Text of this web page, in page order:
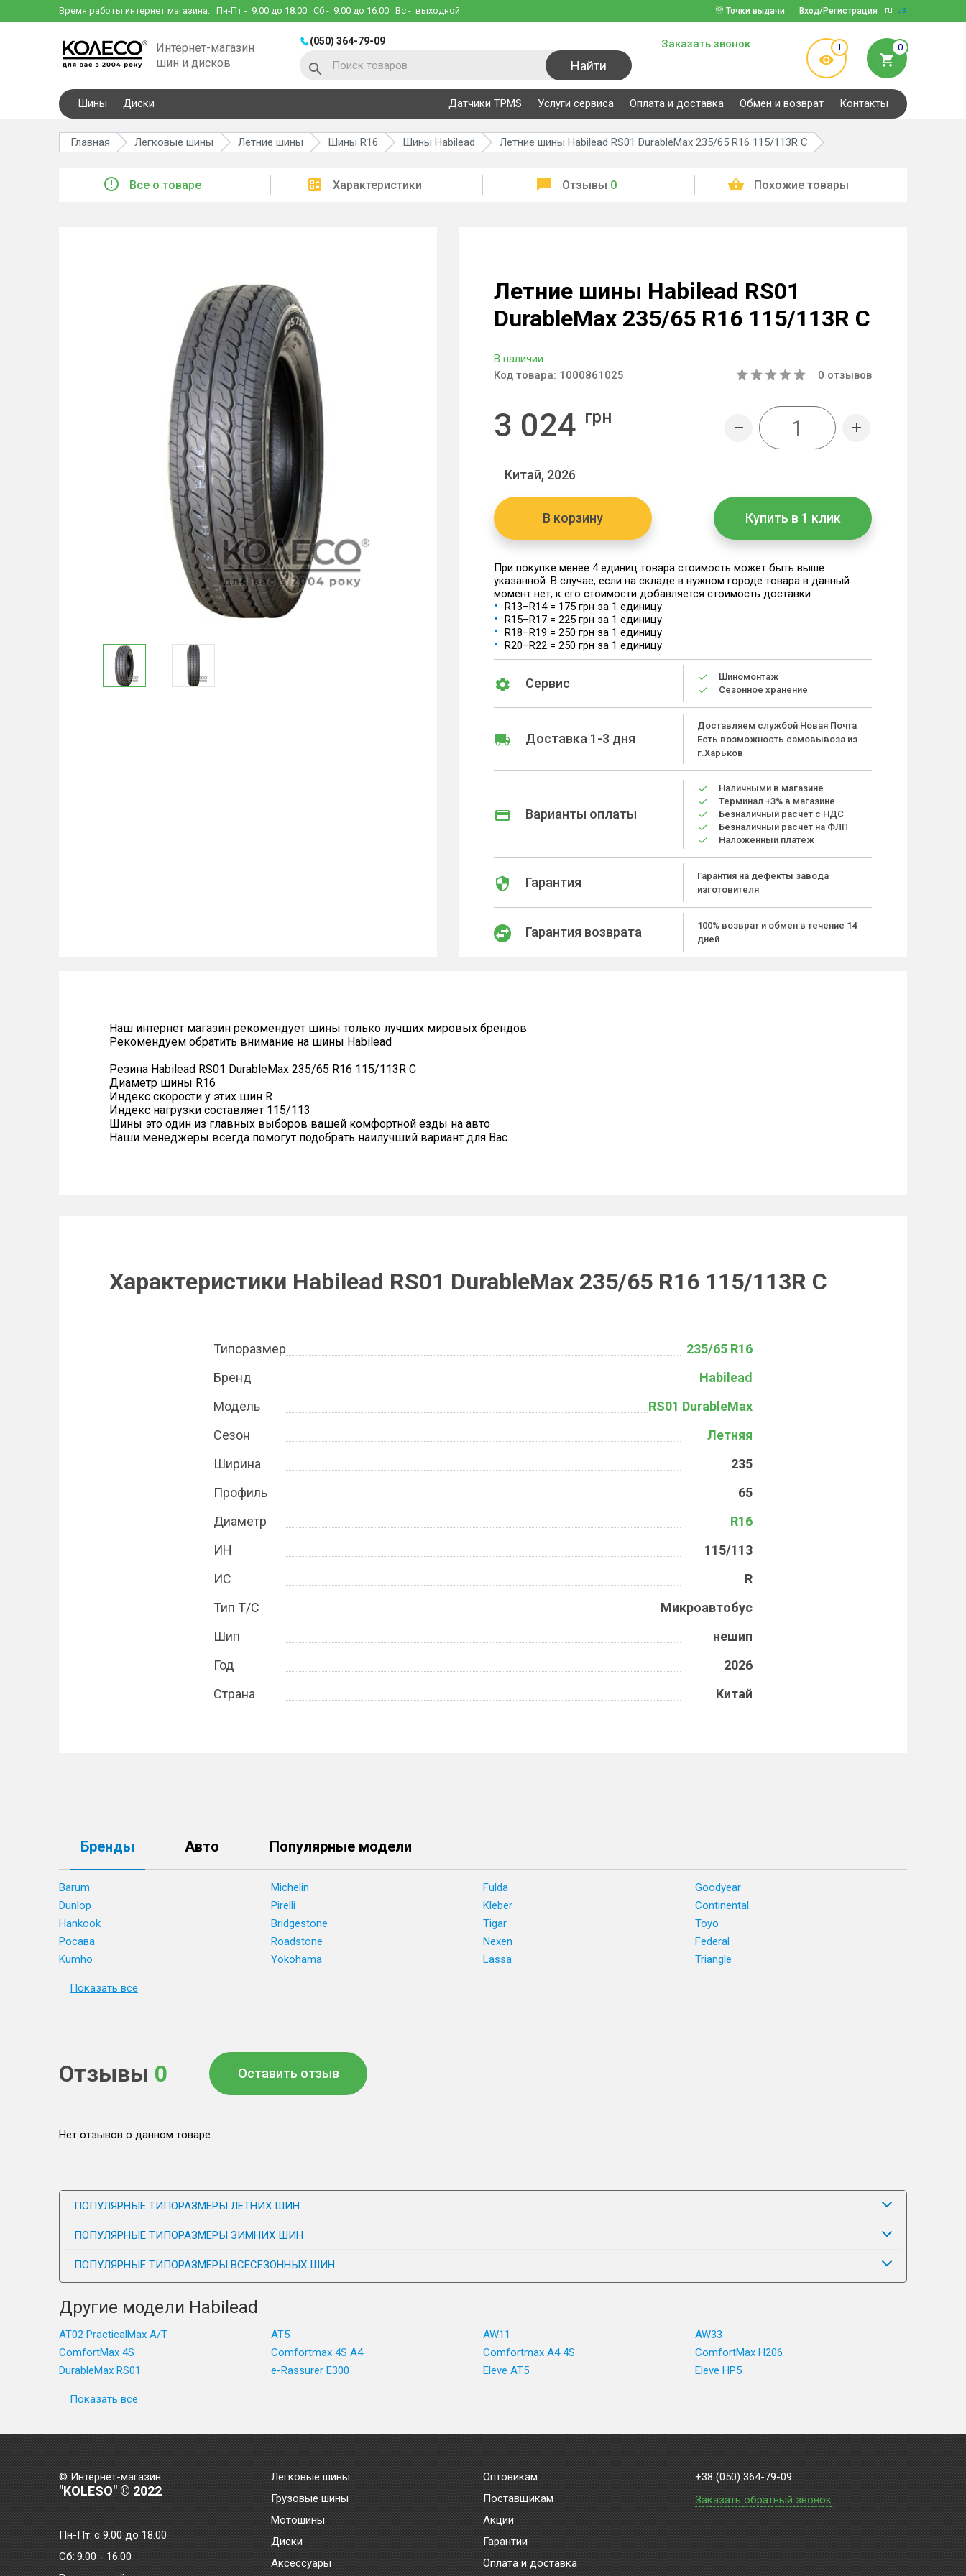
Время работы интернет магазина: Пн-Пт - 9:00 до 18:00 Сб - 9:00 до 16:00 Вс - выходной ru ua
Вход/Регистрация
Точки выдачи
Интернет-магазин
шин и дисков
(050) 364-79-09
Найти
Заказать звонок 1 0
Шины Диски Датчики TPMS Услуги сервиса Оплата и доставка Обмен и возврат Контакты
Главная Легковые шины Летние шины Шины R16 Шины Habilead Летние шины Habilead RS01 DurableMax 235/65 R16 115/113R C
Все о товаре Характеристики Отзывы 0 Похожие товары
Летние шины Habilead RS01
DurableMax 235/65 R16 115/113R C
В наличии
Код товара: 1000861025 0 отзывов
3 024 грн
Китай, 2026
В корзину Купить в 1 клик
При покупке менее 4 единиц товара стоимость может быть выше
указанной. В случае, если на складе в нужном городе товара в данный
момент нет, к его стоимости добавляется стоимость доставки.
R13–R14 = 175 грн за 1 единицу
R15–R17 = 225 грн за 1 единицу
R18–R19 = 250 грн за 1 единицу
R20–R22 = 250 грн за 1 единицу
Сервис
Шиномонтаж
Сезонное хранение
Доставка 1-3 дня
Доставляем службой Новая Почта
Есть возможность самовывоза из
г.Харьков
Варианты оплаты
Наличными в магазине
Терминал +3% в магазине
Безналичный расчет с НДС
Безналичный расчёт на ФЛП
Наложенный платеж
Гарантия
Гарантия на дефекты завода
изготовителя
Гарантия возврата
100% возврат и обмен в течение 14
дней
Наш интернет магазин рекомендует шины только лучших мировых брендов
Рекомендуем обратить внимание на шины Habilead
Резина Habilead RS01 DurableMax 235/65 R16 115/113R C
Диаметр шины R16
Индекс скорости у этих шин R
Индекс нагрузки составляет 115/113
Шины это один из главных выборов вашей комфортной езды на авто
Наши менеджеры всегда помогут подобрать наилучший вариант для Вас.
Характеристики Habilead RS01 DurableMax 235/65 R16 115/113R C
Типоразмер
235/65 R16
Бренд
Habilead
Модель
RS01 DurableMax
Сезон
Летняя
Ширина
235
Профиль
65
Диаметр
R16
ИН
115/113
ИС
R
Тип Т/С
Микроавтобус
Шип
нешип
Год
2026
Страна
Китай
Бренды Авто Популярные модели
Barum Michelin Fulda
Goodyear
Dunlop
Pirelli Kleber
Continental
Hankook
Bridgestone Tigar
Toyo
Росава
Roadstone Nexen
Federal
Kumho
Yokohama Lassa Triangle
Показать все
Отзывы 0 Оставить отзыв
Нет отзывов о данном товаре.
ПОПУЛЯРНЫЕ ТИПОРАЗМЕРЫ ЛЕТНИХ ШИН
ПОПУЛЯРНЫЕ ТИПОРАЗМЕРЫ ЗИМНИХ ШИН
ПОПУЛЯРНЫЕ ТИПОРАЗМЕРЫ ВСЕСЕЗОННЫХ ШИН
Другие модели Habilead
AT02 PracticalMax A/T AT5 AW11
AW33
ComfortMax 4S
Comfortmax 4S A4 Comfortmax A4 4S
ComfortMax H206
DurableMax RS01
e-Rassurer E300 Eleve AT5 Eleve HP5
Показать все
© Интернет-магазин
"KOLESO" © 2022
Пн-Пт:с 9.00 до 18.00
Сб: 9.00 - 16.00
Легковые шины
Грузовые шины
Мотошины
Диски
Аксессуары
Оптовикам
Поставщикам
Акции
Гарантии
Оплата и доставка
+38 (050) 364-79-09
Заказать обратный звонок